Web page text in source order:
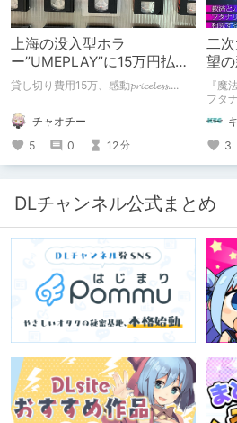
上海の没入型ホラ
ー”UMEPLAY”に15万円払っ
たら、2作品とも号泣した※
貸し切り費用15万、感動𝓹𝓻𝓲𝓬𝓮𝓵𝓮𝓼𝓼....
チャオチー
5
0 12分
二
望
が
能
『魔
フタ
ト：
信！3
DLチャンネル公式まとめ